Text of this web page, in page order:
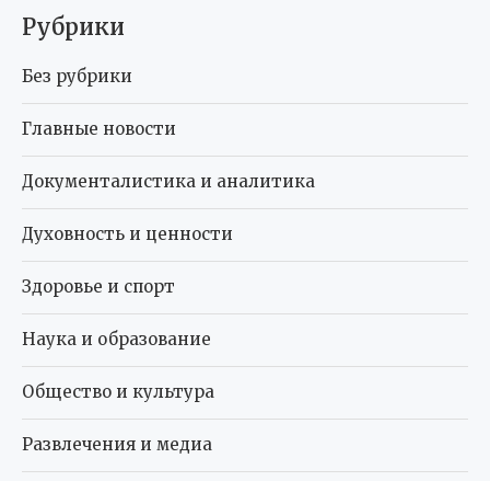
Рубрики
Без рубрики
Главные новости
Документалистика и аналитика
Духовность и ценности
Здоровье и спорт
Наука и образование
Общество и культура
Развлечения и медиа